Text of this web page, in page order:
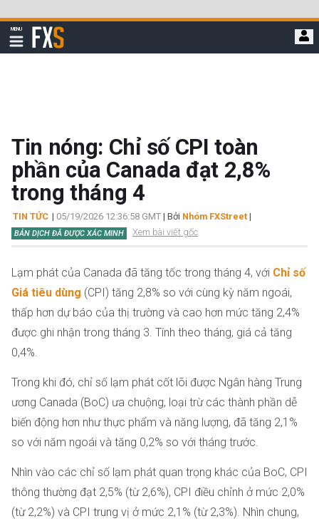
qua
đi
MENU
Hiển
thị
FXStreet
Tin nóng: Chỉ số CPI toàn
phần của Canada đạt 2,8%
trong tháng 4
TIN TỨC | 05/19/2026 12:36:58 GMT | Bởi Nhóm FXStreet |
BẢN DỊCH ĐÃ ĐƯỢC XÁC MINH Xem bài viết gốc
Lạm phát của Canada đã tăng tốc trong tháng 4, với Chỉ số
Giá tiêu dùng (CPI) tăng 2,8% so với cùng kỳ năm ngoái,
thấp hơn dự báo của thị trường và cao hơn mức tăng 2,4%
được ghi nhận trong tháng 3. Tính theo tháng, giá cả tăng
0,4%.
Trong khi đó, chỉ số lạm phát cốt lõi được Ngân hàng Trung
ương Canada (BoC) ưa chuộng, loại trừ các thành phần dễ
biến động hơn như thực phẩm và năng lượng, đã tăng 2,1%
so với năm ngoái và tăng 0,2% so với tháng trước.
Nhìn vào các chỉ số lạm phát quan trọng khác của BoC, CPI
thông thường đạt 2,5% (từ 2,6%), CPI điều chỉnh ở mức 2,0%
(từ 2,2%) và CPI trung vị ở mức 2,1% (từ 2,3%). Nhìn chung,